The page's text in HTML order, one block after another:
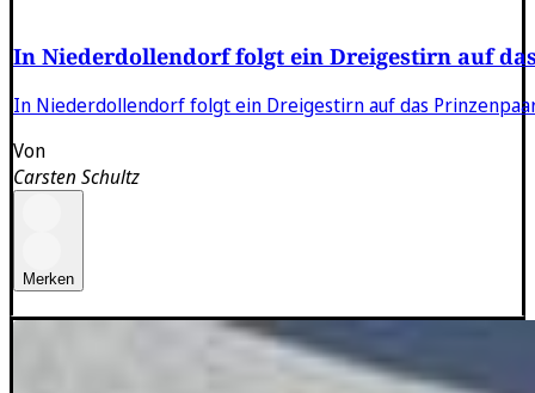
In Niederdollendorf folgt ein Dreigestirn auf
In Niederdollendorf folgt ein Dreigestirn auf das
Von
Carsten Schultz
Merken